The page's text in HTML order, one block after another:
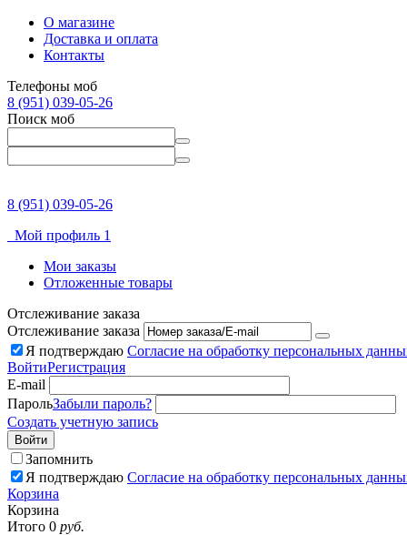
О магазине
Доставка и оплата
Контакты
Телефоны моб
8 (951) 039-05-26
Поиск моб
8 (951) 039-05-26
Мой профиль 1
Мои заказы
Отложенные товары
Отслеживание заказа
Отслеживание заказа
Я подтверждаю Согласие на обработку персональных
ВойтиРегистрация
E-mail
ПарольЗабыли пароль?
Создать учетную запись
Войти
Запомнить
Я подтверждаю Согласие на обработку персональных
Корзина
Корзина
Итого 0 руб.